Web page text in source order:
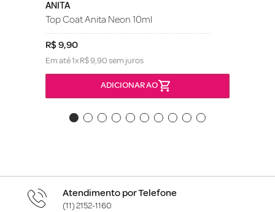
ANITA
Top Coat Anita Neon 10ml
R$9,90
Em até1xR$9,90sem juros
ADICIONAR AO
Atendimento por Telefone
(11) 2152-1160